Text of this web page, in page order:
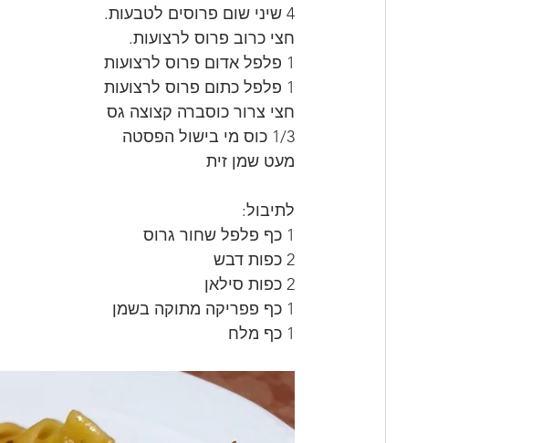
4 שיני שום פרוסים לטבעות.
חצי כרוב פרוס לרצועות.
1 פלפל אדום פרוס לרצועות
1 פלפל כתום פרוס לרצועות
חצי צרור כוסברה קצוצה גס
1/3 כוס מי בישול הפסטה
מעט שמן זית
לתיבול:
1 כף פלפל שחור גרוס
2 כפות דבש
2 כפות סילאן
1 כף פפריקה מתוקה בשמן
1 כף מלח